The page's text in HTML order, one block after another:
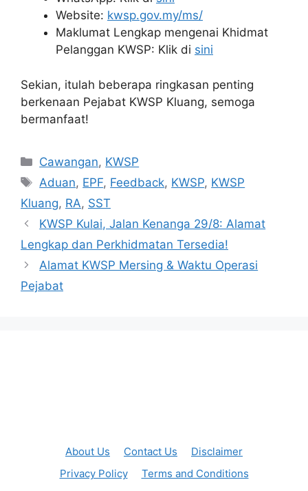
Website: kwsp.gov.my/ms/
Maklumat Lengkap mengenai Khidmat
Pelanggan KWSP: Klik di sini
Sekian, itulah beberapa ringkasan penting
berkenaan Pejabat KWSP Kluang, semoga
bermanfaat!
Categories
Cawangan, KWSP
Tags
Aduan, EPF, Feedback, KWSP, KWSP
Kluang, RA, SST
KWSP Kulai, Jalan Kenanga 29/8: Alamat
Lengkap dan Perkhidmatan Tersedia!
Alamat KWSP Mersing & Waktu Operasi
Pejabat
About Us Contact Us
Disclaimer
Privacy Policy
Terms and Conditions